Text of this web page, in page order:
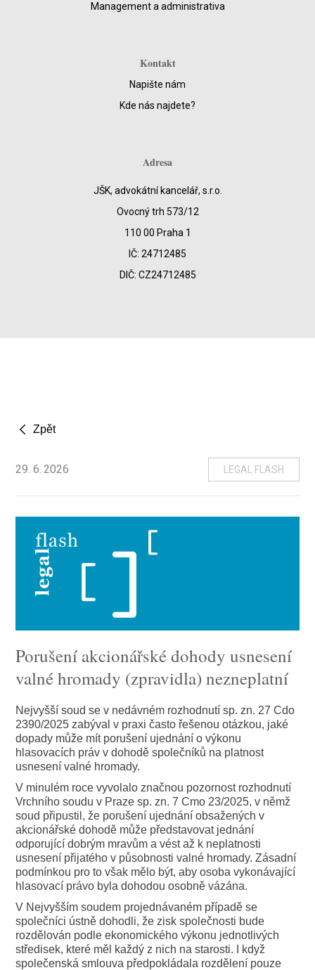
Management a administrativa
Kontakt
Napište nám
Kde nás najdete?
Adresa
JŠK, advokátní kancelář, s.r.o.
Ovocný trh 573/12
110 00 Praha 1
IČ: 24712485
DIČ: CZ24712485
Zpět
29. 6. 2026 LEGAL FLASH
Porušení akcionářské dohody usnesení
valné hromady (zpravidla) nezneplatní
Nejvyšší soud se v nedávném rozhodnutí sp. zn. 27 Cdo
2390/2025 zabýval v praxi často řešenou otázkou, jaké
dopady může mít porušení ujednání o výkonu
hlasovacích práv v dohodě společníků na platnost
usnesení valné hromady.
V minulém roce vyvolalo značnou pozornost rozhodnutí
Vrchního soudu v Praze sp. zn. 7 Cmo 23/2025, v němž
soud připustil, že porušení ujednání obsažených v
akcionářské dohodě může představovat jednání
odporující dobrým mravům a vést až k neplatnosti
usnesení přijatého v působnosti valné hromady. Zásadní
podmínkou pro to však mělo být, aby osoba vykonávající
hlasovací právo byla dohodou osobně vázána.
V Nejvyšším soudem projednávaném případě se
společníci ústně dohodli, že zisk společnosti bude
rozdělován podle ekonomického výkonu jednotlivých
středisek, které měl každý z nich na starosti. I když
společenská smlouva předpokládala rozdělení pouze